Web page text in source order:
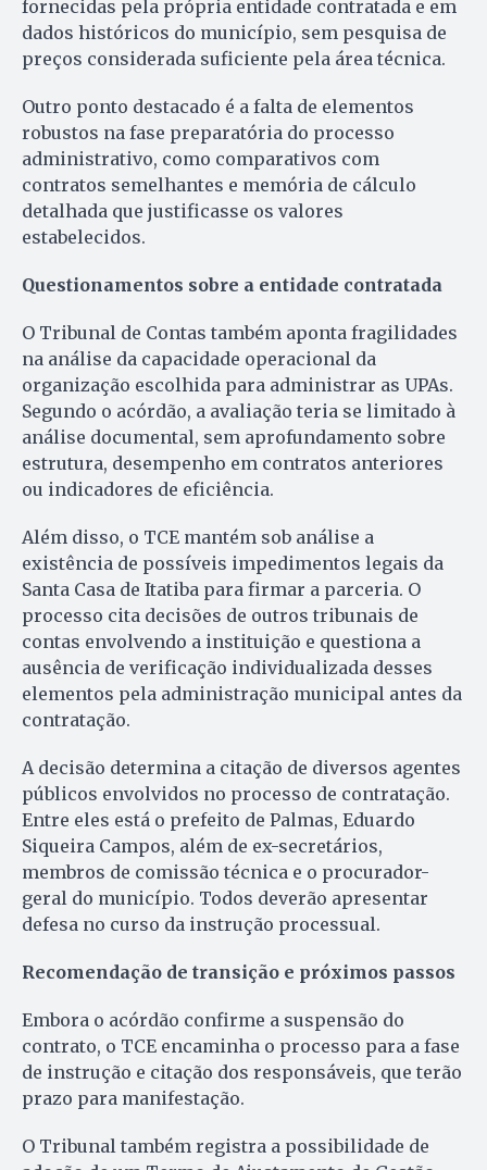
fornecidas pela própria entidade contratada e em
dados históricos do município, sem pesquisa de
preços considerada suficiente pela área técnica.
Outro ponto destacado é a falta de elementos
robustos na fase preparatória do processo
administrativo, como comparativos com
contratos semelhantes e memória de cálculo
detalhada que justificasse os valores
estabelecidos.
Questionamentos sobre a entidade contratada
O Tribunal de Contas também aponta fragilidades
na análise da capacidade operacional da
organização escolhida para administrar as UPAs.
Segundo o acórdão, a avaliação teria se limitado à
análise documental, sem aprofundamento sobre
estrutura, desempenho em contratos anteriores
ou indicadores de eficiência.
Além disso, o TCE mantém sob análise a
existência de possíveis impedimentos legais da
Santa Casa de Itatiba para firmar a parceria. O
processo cita decisões de outros tribunais de
contas envolvendo a instituição e questiona a
ausência de verificação individualizada desses
elementos pela administração municipal antes da
contratação.
A decisão determina a citação de diversos agentes
públicos envolvidos no processo de contratação.
Entre eles está o prefeito de Palmas, Eduardo
Siqueira Campos, além de ex-secretários,
membros de comissão técnica e o procurador-
geral do município. Todos deverão apresentar
defesa no curso da instrução processual.
Recomendação de transição e próximos passos
Embora o acórdão confirme a suspensão do
contrato, o TCE encaminha o processo para a fase
de instrução e citação dos responsáveis, que terão
prazo para manifestação.
O Tribunal também registra a possibilidade de